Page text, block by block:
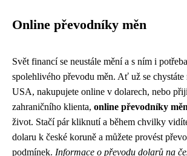
Online převodníky měn
Svět financí se neustále mění a s ním i
spolehlivého převodu měn. Ať už se
USA, nakupujete online v dolarech, nebo
zahraničního klienta, online převodníky měn
život. Stačí pár kliknutí a během chvilky
dolaru k české koruně a můžete provést
podmínek. Informace o převodu dolarů na